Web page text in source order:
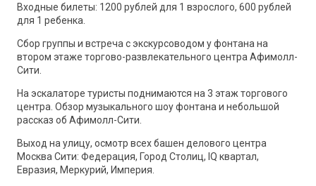
Входные билеты: 1200 рублей для 1 взрослого, 600 рублей
для 1 ребенка.
Сбор группы и встреча с экскурсоводом у фонтана на
втором этаже торгово-развлекательного центра Афимолл-
Сити.
На эскалаторе туристы поднимаются на 3 этаж торгового
центра. Обзор музыкального шоу фонтана и небольшой
рассказ об Афимолл-Сити.
Выход на улицу, осмотр всех башен делового центра
Москва Сити: Федерация, Город Столиц, IQ квартал,
Евразия, Меркурий, Империя.